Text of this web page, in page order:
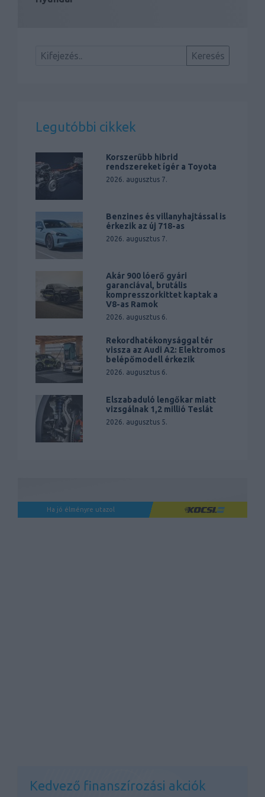
Legutóbbi cikkek
Korszerűbb hibrid
rendszereket ígér a Toyota
2026. augusztus 7.
Benzines és villanyhajtással is
érkezik az új 718-as
2026. augusztus 7.
Akár 900 lóerő gyári
garanciával, brutális
kompresszorkittet kaptak a
V8-as Ramok
2026. augusztus 6.
Rekordhatékonysággal tér
vissza az Audi A2: Elektromos
belépőmodell érkezik
2026. augusztus 6.
Elszabaduló lengőkar miatt
vizsgálnak 1,2 millió Teslát
2026. augusztus 5.
Ha jó élményre utazol
Kedvező finanszírozási akciók